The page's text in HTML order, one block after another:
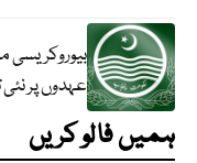
بیوروکریسی
عہدوں پر نئی
ہمیں فالو کریں